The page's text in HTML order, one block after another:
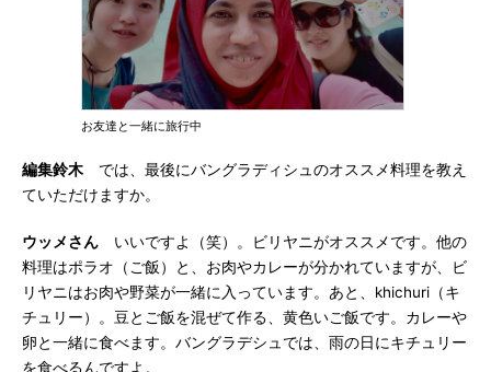
お友達と一緒に旅行中
編集鈴木 では、最後にバングラディシュのオススメ料理を教え
ていただけますか。
ウッメさん いいですよ（笑）。ビリヤニがオススメです。他の
料理はポラオ（ご飯）と、お肉やカレーが分かれていますが、ビ
リヤニはお肉や野菜が一緒に入っています。あと、khichuri（キ
チュリー）。豆とご飯を混ぜて作る、黄色いご飯です。カレーや
卵と一緒に食べます。バングラデシュでは、雨の日にキチュリー
を食べるんですよ。